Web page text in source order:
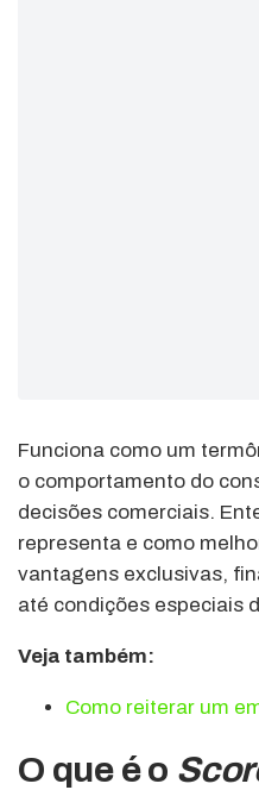
Funciona como um
o comportamento do
decisões comerciais.
representa e como
vantagens exclusivas,
até condições especiais
Veja também:
Como reiterar um
O que é o